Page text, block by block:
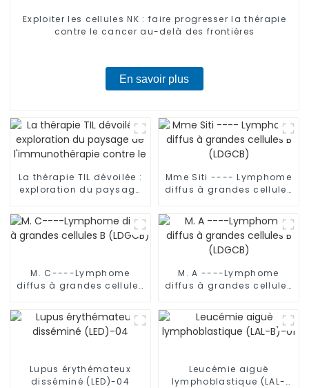
Exploiter les cellules NK : faire progresser la thérapie
contre le cancer au-delà des frontières
En savoir plus
La thérapie TIL dévoilée :
exploration du paysage
contre le cancer
Mme Siti ---- Lymphome
diffus à grandes cellules
M. C----Lymphome
diffus à grandes cellules
M. A ----Lymphome
diffus à grandes cellules
Lupus érythémateux
disséminé (LED)-04
Leucémie aiguë
lymphoblastique (LAL-